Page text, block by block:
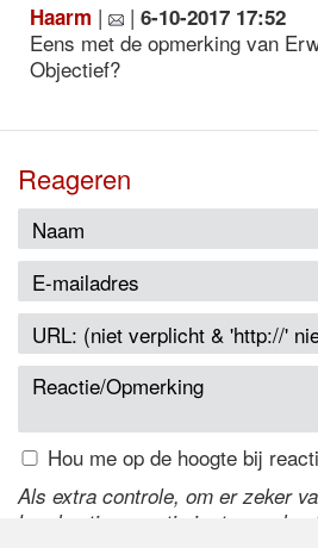
Haarm | | 6-10-2017 17:52
Eens met de opmerking van
Objectief?
Reageren
Hou me op de hoogte bij
Als extra controle, om er zeker
handmatige reactie is, typ